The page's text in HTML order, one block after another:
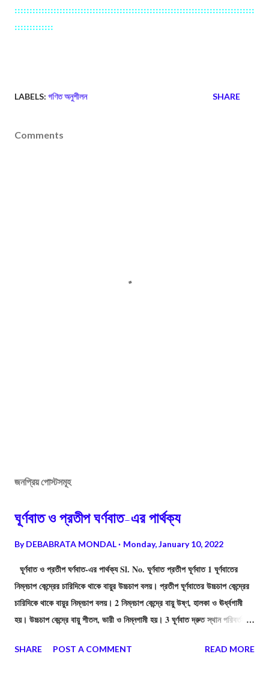
::::::::::::::::::::::::::::::::::::::::::::::::::::::::::::::::::::::::::::::::
:::::::::::::
LABELS: গণিত অনুশীলন SHARE
Comments
জনপ্রিয় পোস্টসমূহ
ঘূর্ণবাত ও প্রতীপ ঘর্ণবাত-এর পার্থক্য
ByDEBABRATA MONDAL Monday, January 10, 2022
ঘূর্ণবাত ও প্রতীপ ঘর্ণবাত-এর পার্থক্য Sl. No. ঘূর্ণবাত প্রতীপ ঘূর্ণবাত 1 ঘূর্ণবাতের
নিম্নচাপ কেন্দ্রের চারিদিকে থাকে বায়ুর উচ্চচাপ বলয়। প্রতীপ ঘূর্ণবাতের উচ্চচাপ কেন্দ্রের
চারিদিকে থাকে বায়ুর নিম্নচাপ বলয়। 2 নিম্নচাপ কেন্দ্রে বায়ু উষ্ণ, হালকা ও ঊর্ধ্বগামী
হয়। উচ্চচাপ কেন্দ্রে বায়ু শীতল, ভারী ও নিম্নগামী হয়। 3 ঘূর্ণবাত দ্রুত স্থান পরিবর্তন
করে না। 4 ঘূর্ণবাতের প্রভাবে আকাশ মেঘাচ্ছন্ন থাকে এবং বজ্রবিদ্যুৎসহ প্রবল ঝড়-বৃষ্টি
SHARE POST A COMMENT READ MORE